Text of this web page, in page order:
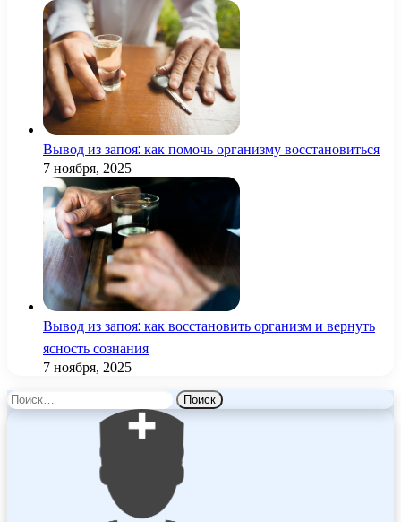
Вывод из запоя: как помочь организму восстановиться
7 ноября, 2025
Вывод из запоя: как восстановить организм и вернуть
ясность сознания
7 ноября, 2025
Найти: